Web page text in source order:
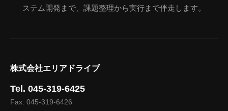
ステム開発まで、課題整理から実行まで伴走します。
株式会社エリアドライブ
Tel. 045-319-6425
Fax. 045-319-6426